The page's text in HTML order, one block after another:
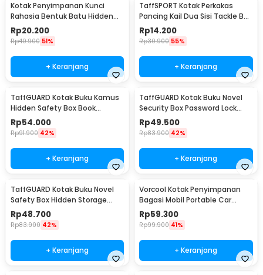
Kotak Penyimpanan Kunci
Rahasia Bentuk Batu Hidden
Key Box - B0521
Rp20.200
Rp40.900 51%
+ Keranjang
TaffSPORT Kotak Perkakas
Pancing Kail Dua Sisi Tackle Box
14 Grid - LX01
Rp14.200
Rp30.900 55%
+ Keranjang
TaffGUARD Kotak Buku Kamus
Hidden Safety Box Book
Password Lock Size S - KB-10P
Rp54.000
Rp91.900 42%
+ Keranjang
TaffGUARD Kotak Buku Novel
Security Box Password Lock
Size S - KB-20P
Rp49.500
Rp83.900 42%
+ Keranjang
TaffGUARD Kotak Buku Novel
Safety Box Hidden Storage
Password Lock - KB-30P
Rp48.700
Rp83.900 42%
+ Keranjang
Vorcool Kotak Penyimpanan
Bagasi Mobil Portable Car
Storage Box 25 L - VL25
Rp59.300
Rp99.900 41%
+ Keranjang